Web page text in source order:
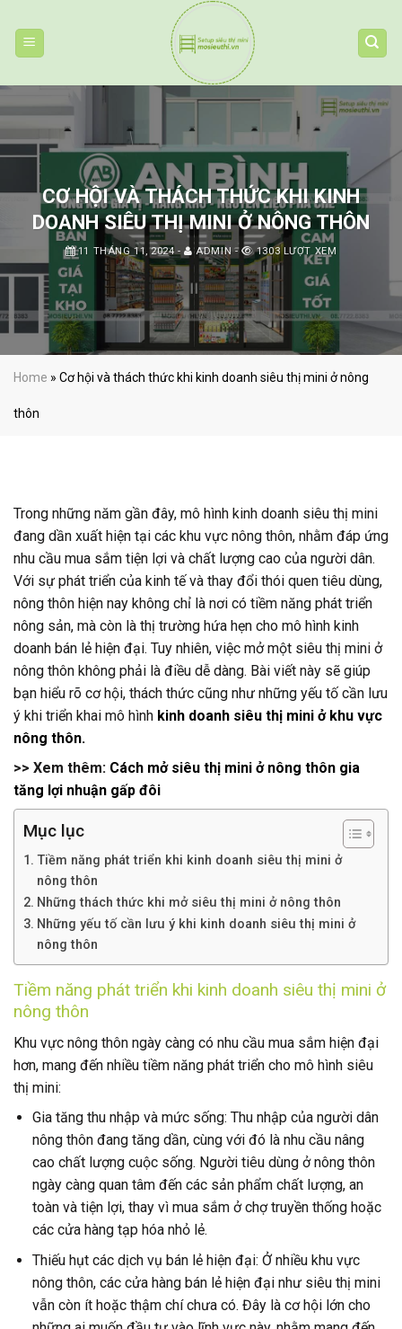
content
CƠ HỘI VÀ THÁCH THỨC KHI KINH
DOANH SIÊU THỊ MINI Ở NÔNG THÔN
11 THÁNG 11, 2024 - ADMIN- 1303 LƯỢT XEM
Home » Cơ hội và thách thức khi kinh doanh siêu thị mini ở nông
thôn
Trong những năm gần đây, mô hình kinh doanh siêu thị mini
đang dần xuất hiện tại các khu vực nông thôn, nhằm đáp ứng
nhu cầu mua sắm tiện lợi và chất lượng cao của người dân.
Với sự phát triển của kinh tế và thay đổi thói quen tiêu dùng,
nông thôn hiện nay không chỉ là nơi có tiềm năng phát triển
nông sản, mà còn là thị trường hứa hẹn cho mô hình kinh
doanh bán lẻ hiện đại. Tuy nhiên, việc mở một siêu thị mini ở
nông thôn không phải là điều dễ dàng. Bài viết này sẽ giúp
bạn hiểu rõ cơ hội, thách thức cũng như những yếu tố cần lưu
ý khi triển khai mô hình kinh doanh siêu thị mini ở khu vực
nông thôn.
>> Xem thêm: Cách mở siêu thị mini ở nông thôn gia
tăng lợi nhuận gấp đôi
Mục lục
Tiềm năng phát triển khi kinh doanh siêu thị mini ở
nông thôn
Những thách thức khi mở siêu thị mini ở nông thôn
Những yếu tố cần lưu ý khi kinh doanh siêu thị mini ở
nông thôn
Tiềm năng phát triển khi kinh doanh siêu thị mini ở
nông thôn
Khu vực nông thôn ngày càng có nhu cầu mua sắm hiện đại
hơn, mang đến nhiều tiềm năng phát triển cho mô hình siêu
thị mini:
Gia tăng thu nhập và mức sống: Thu nhập của người dân
nông thôn đang tăng dần, cùng với đó là nhu cầu nâng
cao chất lượng cuộc sống. Người tiêu dùng ở nông thôn
ngày càng quan tâm đến các sản phẩm chất lượng, an
toàn và tiện lợi, thay vì mua sắm ở chợ truyền thống hoặc
các cửa hàng tạp hóa nhỏ lẻ.
Thiếu hụt các dịch vụ bán lẻ hiện đại: Ở nhiều khu vực
nông thôn, các cửa hàng bán lẻ hiện đại như siêu thị mini
vẫn còn ít hoặc thậm chí chưa có. Đây là cơ hội lớn cho